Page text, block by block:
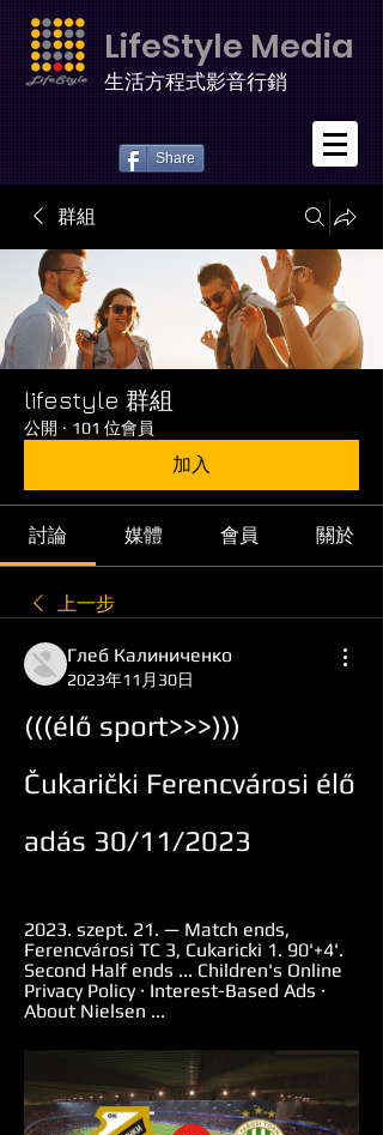
LifeStyle Media
生活方程式影音行銷
Share
群組
lifestyle 群組
公開 · 101 位會員
加入
討論 媒體 會員 關於
上一步
Глеб Калиниченко
2023年11月30日
(((élő sport>>>)))
Čukarički Ferencvárosi élő
adás 30/11/2023
2023. szept. 21. — Match ends,
Ferencvárosi TC 3, Cukaricki 1. 90'+4'.
Second Half ends ... Children's Online
Privacy Policy · Interest-Based Ads ·
About Nielsen ...